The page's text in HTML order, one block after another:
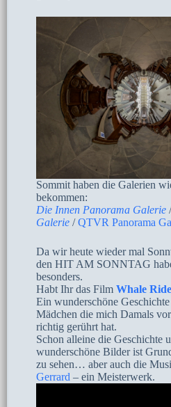
Sommit haben die Galerien
bekommen:
Die Innen Panorama Galerie
Galerie /QTVR Panorama
Da wir heute wieder mal
den HIT AM SONNTAG
besonders.
Habt Ihr das Film Whale
Ein wunderschöne
Mädchen die mich Damals
richtig gerührt hat.
Schon alleine die Geschichte
wunderschöne Bilder ist
zu sehen… aber auch die
Gerrard – ein Meisterwerk.